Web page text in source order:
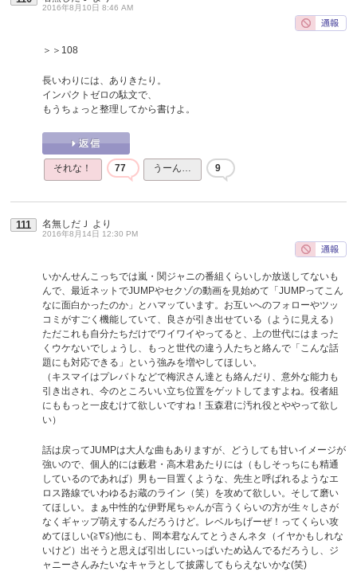
2016年8月10日 8:46 AM
＞＞108
長いわりには、ありきたり。
インパクトゼロの駄文で、
もうちょっと整理してから書けよ。
それな！ 77 うーん… 9
111 名無しだＪ より
2016年8月14日 12:30 PM
いかんせんこっちでは嵐・関ジャニの番組くらいしか放送してないも
んで、最近ネットでJUMPやセクゾの動画を見始めて「JUMPってこん
なに面白かったのか」とハマッています。お互いへのフォローやツッ
コミがすごく機能していて、良さが引き出せている（ように見える）
ただこれも自分たちだけでワイワイやってると、上の世代にはまった
くウケないでしょうし、もっと世代の違う人たちと絡んで「こんな話
題にも対応できる」という強みを増やしてほしい。
（キスマイはプレバトなどで梅沢さん達とも絡んだり、意外な能力も
引き出され、今のところいい立ち位置をゲットしてますよね。役者組
にももっと一皮むけて欲しいですね！玉森君に汚れ役とややって欲し
い）
話は戻ってJUMPは大人な曲もありますが、どうしても甘いイメージが
強いので、個人的には藪君・高木君あたりには（もしそっちにも精通
しているのであれば）男も一目置くような、先生と呼ばれるようなエ
ロス路線でいわゆるお蔵のライン（笑）を攻めて欲しい。そして磨い
てほしい。まぁ中性的な伊野尾ちゃんが言うくらいの方が生々しさが
なくギャップ萌えするんだろうけど。レベルちげーぜ！ってくらい攻
めてほしい(≧∇≦)他にも、岡本君なんてとうさんネタ（イヤかもしれな
いけど）出そうと思えば引出しにいっぱいため込んでるだろうし、ジ
ャニーさんみたいなキャラとして披露してもらえないかな(笑)